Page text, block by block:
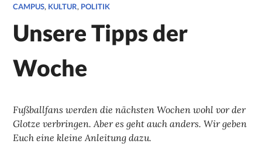
CAMPUS, KULTUR, POLITIK
Unsere Tipps der
Woche
Fußballfans werden die nächsten Wochen wohl vor der
Glotze verbringen. Aber es geht auch anders. Wir geben
Euch eine kleine Anleitung dazu.